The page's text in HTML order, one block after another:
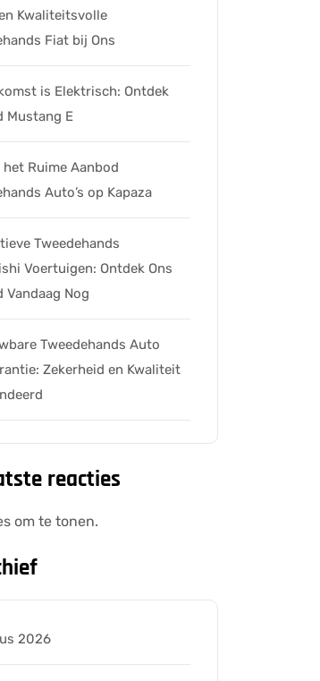
Kwaliteitsvolle
Fiat bij Ons
is Elektrisch: Ontdek
Mustang E
het Ruime Aanbod
Auto’s op Kapaza
Tweedehands
Voertuigen: Ontdek Ons
Vandaag Nog
Tweedehands Auto
Zekerheid en Kwaliteit
reacties
om te tonen.
2026